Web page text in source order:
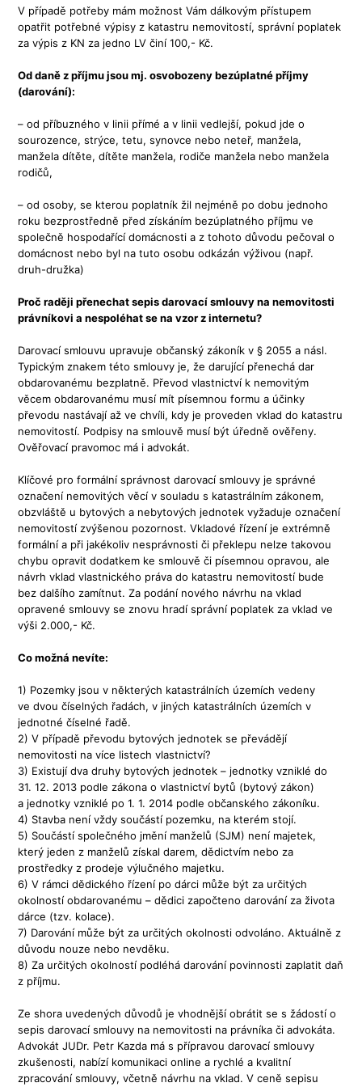
V případě potřeby mám možnost Vám dálkovým přístupem
opatřit potřebné výpisy z katastru nemovitostí, správní poplatek
za výpis z KN za jedno LV činí 100,- Kč.
Od daně z příjmu jsou mj. osvobozeny bezúplatné příjmy
(darování):
– od příbuzného v linii přímé a v linii vedlejší, pokud jde o
sourozence, strýce, tetu, synovce nebo neteř, manžela,
manžela dítěte, dítěte manžela, rodiče manžela nebo manžela
rodičů,
– od osoby, se kterou poplatník žil nejméně po dobu jednoho
roku bezprostředně před získáním bezúplatného příjmu ve
společně hospodařící domácnosti a z tohoto důvodu pečoval o
domácnost nebo byl na tuto osobu odkázán výživou (např.
druh-družka)
Proč raději přenechat sepis darovací smlouvy na nemovitosti
právníkovi a nespoléhat se na vzor z internetu?
Darovací smlouvu upravuje občanský zákoník v § 2055 a násl.
Typickým znakem této smlouvy je, že darující přenechá dar
obdarovanému bezplatně. Převod vlastnictví k nemovitým
věcem obdarovanému musí mít písemnou formu a účinky
převodu nastávají až ve chvíli, kdy je proveden vklad do katastru
nemovitostí. Podpisy na smlouvě musí být úředně ověřeny.
Ověřovací pravomoc má i advokát.
Klíčové pro formální správnost darovací smlouvy je správné
označení nemovitých věcí v souladu s katastrálním zákonem,
obzvláště u bytových a nebytových jednotek vyžaduje označení
nemovitostí zvýšenou pozornost. Vkladové řízení je extrémně
formální a při jakékoliv nesprávnosti či překlepu nelze takovou
chybu opravit dodatkem ke smlouvě či písemnou opravou, ale
návrh vklad vlastnického práva do katastru nemovitostí bude
bez dalšího zamítnut. Za podání nového návrhu na vklad
opravené smlouvy se znovu hradí správní poplatek za vklad ve
výši 2.000,- Kč.
Co možná nevíte:
1) Pozemky jsou v některých katastrálních územích vedeny
ve dvou číselných řadách, v jiných katastrálních územích v
jednotné číselné řadě.
2) V případě převodu bytových jednotek se převádějí
nemovitosti na více listech vlastnictví?
3) Existují dva druhy bytových jednotek – jednotky vzniklé do
31. 12. 2013 podle zákona o vlastnictví bytů (bytový zákon)
a jednotky vzniklé po 1. 1. 2014 podle občanského zákoníku.
4) Stavba není vždy součástí pozemku, na kterém stojí.
5) Součástí společného jmění manželů (SJM) není majetek,
který jeden z manželů získal darem, dědictvím nebo za
prostředky z prodeje výlučného majetku.
6) V rámci dědického řízení po dárci může být za určitých
okolností obdarovanému – dědici započteno darování za života
dárce (tzv. kolace).
7) Darování může být za určitých okolnosti odvoláno. Aktuálně z
důvodu nouze nebo nevděku.
8) Za určitých okolností podléhá darování povinnosti zaplatit daň
z příjmu.
Ze shora uvedených důvodů je vhodnější obrátit se s žádostí o
sepis darovací smlouvy na nemovitosti na právníka či advokáta.
Advokát JUDr. Petr Kazda má s přípravou darovací smlouvy
zkušenosti, nabízí komunikaci online a rychlé a kvalitní
zpracování smlouvy, včetně návrhu na vklad. V ceně sepisu